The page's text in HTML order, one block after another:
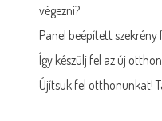
végezni?
Panel beépített szekrény
Így készülj fel az új
Újítsuk fel otthonunkat!